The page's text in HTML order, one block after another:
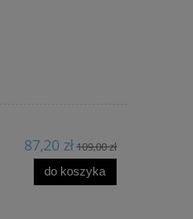
87,20 zł109,00 zł
do koszyka